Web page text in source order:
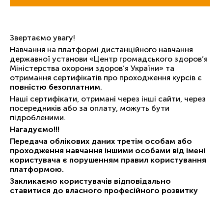
Звертаємо увагу!
Навчання на платформі дистанційного навчання
державної установи «Центр громадського здоров’я
Міністерства охорони здоров’я України» та
отримання сертифікатів про проходження курсів є
повністю безоплатним.
Наші сертифікати, отримані через інші сайти, через
посередників або за оплату, можуть бути
підробленими.
Нагадуємо!!!
Передача облікових даних третім особам або
проходження навчання іншими особами від імені
користувача є порушенням правил користування
платформою.
Закликаємо користувачів відповідально
ставитися до власного професійного розвитку